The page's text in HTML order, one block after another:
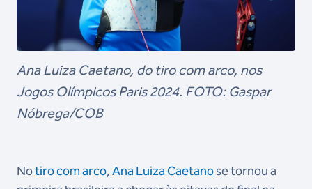
Ana Luiza Caetano, do tiro com arco, nos
Jogos Olímpicos Paris 2024. FOTO: Gaspar
Nóbrega/COB
Notiro com arco,Ana Luiza Caetanose tornou a